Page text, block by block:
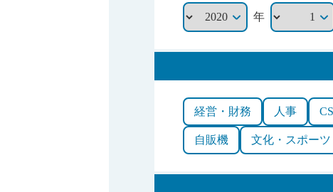
年
経営・財務 人事
自販機 文化・スポーツ